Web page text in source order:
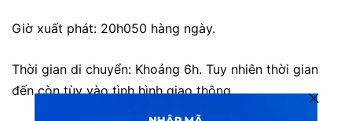
Giờ xuất phát: 20h050 hàng ngày.
Thời gian di chuyển: Khoảng 6h. Tuy nhiên thời gian
đến còn tùy vào tình hình giao thông.